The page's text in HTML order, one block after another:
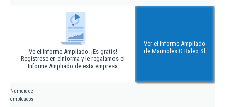
Ve el Informe Ampliado. ¡Es gratis!
Regístrese en eInforma y le regalamos el
Informe Ampliado de esta empresa
Ver el Informe Ampliado
de Marmoles O Baleo Sl
Número de
empleados